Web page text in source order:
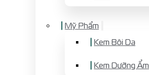
Mỹ Phẩm
Kem Bôi Da
Kem Dưỡng Ẩm